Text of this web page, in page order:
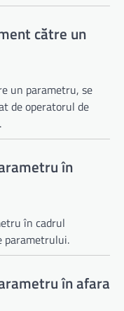
către un
un parametru, se
de operatorul de
în
în cadrul
parametrului.
în afara